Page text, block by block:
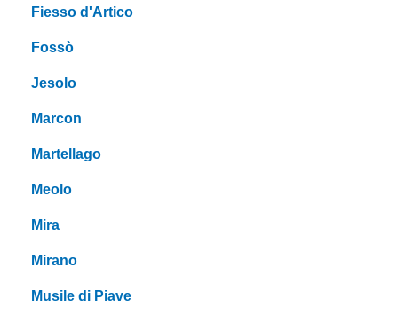
Fiesso d'Artico
Fossò
Jesolo
Marcon
Martellago
Meolo
Mira
Mirano
Musile di Piave